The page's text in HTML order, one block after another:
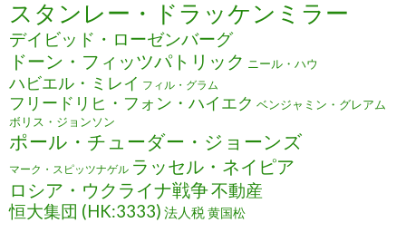
スタンレー・ドラッケンミラー
デイビッド・ローゼンバーグ
ドーン・フィッツパトリック ニール・ハウ
ハビエル・ミレイ フィル・グラム
フリードリヒ・フォン・ハイエク ベンジャミン・グレアム
ボリス・ジョンソン
ポール・チューダー・ジョーンズ
マーク・スピッツナゲル ラッセル・ネイピア
ロシア・ウクライナ戦争不動産
恒大集団 (HK:3333) 法人税黄国松